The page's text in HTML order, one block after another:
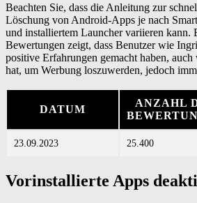
Beachten Sie, dass die Anleitung zur
Löschung von Android-Apps je nach
und installiertem Launcher variieren kann.
Bewertungen zeigt, dass Benutzer wie
positive Erfahrungen gemacht haben,
hat, um Werbung loszuwerden, jedoch
DATUM
ANZAHL
23.09.2023 25.400
Vorinstallierte Apps